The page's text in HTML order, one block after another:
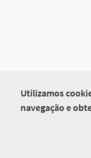
Utilizamos
navegação e